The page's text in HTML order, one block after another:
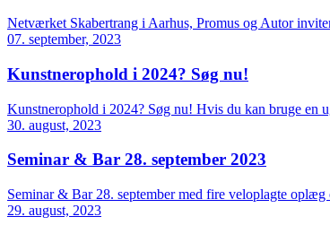
Netværket Skabertrang i Aarhus, Promus og Autor
07. september, 2023
Kunstnerophold i 2024? Søg nu!
Kunstnerophold i 2024? Søg nu! Hvis du kan bruge
30. august, 2023
Seminar & Bar 28. september 2023
Seminar & Bar 28. september med fire veloplagte
29. august, 2023